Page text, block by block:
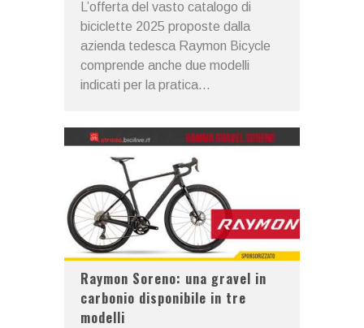
L’offerta del vasto catalogo di
biciclette 2025 proposte dalla
azienda tedesca Raymon Bicycle
comprende anche due modelli
indicati per la pratica...
Raymon Soreno: una gravel in
carbonio disponibile in tre
modelli